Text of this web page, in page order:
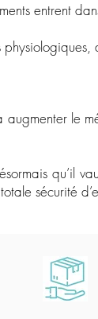
entrent
le
qu’il
sécurité